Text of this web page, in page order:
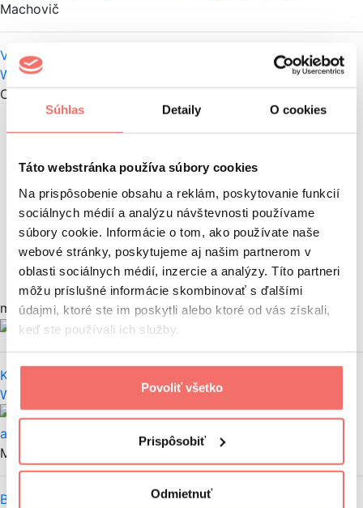
Súhlas Detaily O cookies
Táto webstránka používa súbory cookies
Na prispôsobenie obsahu a reklám, poskytovanie funkcií
sociálnych médií a analýzu návštevnosti používame
súbory cookie. Informácie o tom, ako používate naše
webové stránky, poskytujeme aj našim partnerom v
oblasti sociálnych médií, inzercie a analýzy. Títo partneri
môžu príslušné informácie skombinovať s ďalšími
údajmi, ktoré ste im poskytli alebo ktoré od vás získali,
keď ste používali ich služby.
Povoliť všetko
Prispôsobiť
Odmietnuť
Machovič
Vytvárame nový web a klient vie, čo potrebuje
WebProgramovanie
Certifikáty
Google Adwords Fundamentals
Google Adwords Search
Google Adwords Mobile
Google Analytics Certification
Hubspot individual
moje články
Keď e-shop CMS, potom rozhodne…
Web
WordPress
Marcel Machovič
Buďte proaktívni – myslite na SEO a návštevníkov skôr,